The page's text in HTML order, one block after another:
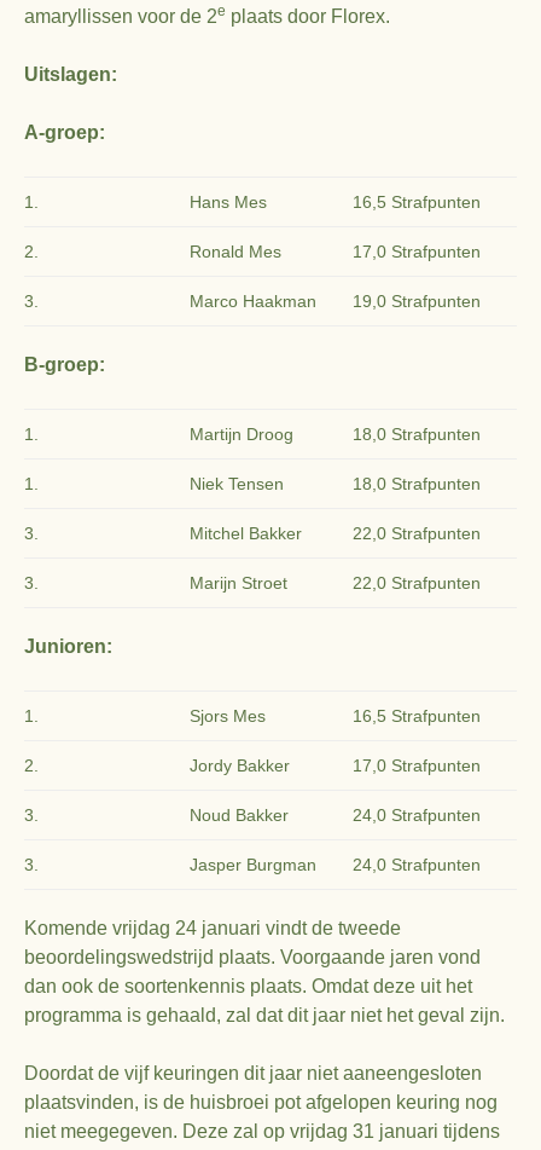
amaryllissen voor de 2e plaats door Florex.
Uitslagen:
A-groep:
1. Hans Mes 16,5 Strafpunten
2. Ronald Mes 17,0 Strafpunten
3. Marco Haakman 19,0 Strafpunten
B-groep:
1. Martijn Droog 18,0 Strafpunten
1. Niek Tensen 18,0 Strafpunten
3. Mitchel Bakker 22,0 Strafpunten
3. Marijn Stroet 22,0 Strafpunten
Junioren:
1. Sjors Mes 16,5 Strafpunten
2. Jordy Bakker 17,0 Strafpunten
3. Noud Bakker 24,0 Strafpunten
3. Jasper Burgman 24,0 Strafpunten
Komende vrijdag 24 januari vindt de tweede
beoordelingswedstrijd plaats. Voorgaande jaren vond
dan ook de soortenkennis plaats. Omdat deze uit het
programma is gehaald, zal dat dit jaar niet het geval zijn.
Doordat de vijf keuringen dit jaar niet aaneengesloten
plaatsvinden, is de huisbroei pot afgelopen keuring nog
niet meegegeven. Deze zal op vrijdag 31 januari tijdens